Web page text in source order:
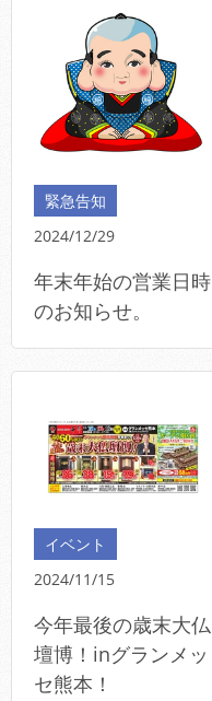
緊急告知
2024/12/29
年末年始の営業日時
のお知らせ。
イベント
2024/11/15
今年最後の歳末大仏
壇博！inグランメッ
セ熊本！